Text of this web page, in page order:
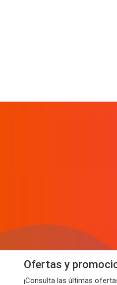
Ofertas y
¡Consulta las últimas